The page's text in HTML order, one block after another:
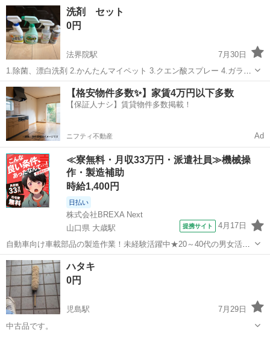
岡山 津山市 高野駅 掃除用具
洗剤 セット
0円
法界院駅
7月30日
1.除菌、漂白洗剤 2.かんたんマイペット 3.クエン酸スプレー 4.ガラス
トップ専用クリーナー IHなどに どれもお試し程度1.2は半分以下、
3.4は半分よりはあるとおもいます。 お試しなどにいかがでしょうか。
複数...
岡山 岡山市 法界院駅 掃除用具 スプレー
【格安物件多数✨】家賃4万円以下多数
【保証人ナシ】賃貸物件多数掲載！
ニフティ不動産 Ad
≪寮無料・月収33万円・派遣社員≫機械操
作・製造補助
時給1,400円
日払い
株式会社BREXA Next
山口県 大歳駅
提携サイト 4月17日
自動車向け車載部品の製造作業！未経験活躍中★20～40代の男女活躍
中！友達同士での応募OK！備品付きワンルーム寮費無料！赴任旅費会
社負担！生活支援物資事前対応可◎格安食堂利用可！年間休日135日
♪《山口県山口市》 人気の工...
山口 山口市 大歳駅
ハタキ
0円
児島駅
7月29日
中古品です。